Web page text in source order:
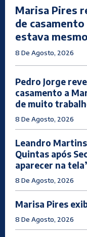
Marisa Pires
de casamento
estava
8 De Agosto, 2026
Pedro Jorge
casamento a
de muito
8 De Agosto, 2026
Leandro
Quintas após
aparecer na
8 De Agosto, 2026
Marisa Pires
8 De Agosto, 2026